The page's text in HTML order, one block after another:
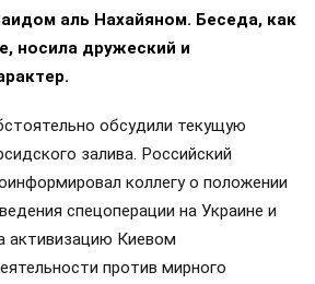
аль Нахайяном. Беседа, как
носила дружеский и
обсудили текущую
залива. Российский
коллегу о положении
спецоперации на Украине и
активизацию Киевом
против мирного